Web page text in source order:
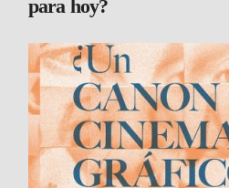
para hoy?